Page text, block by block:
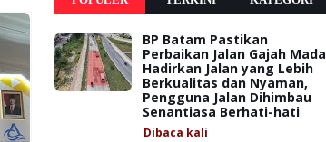
BP Batam Pastikan
Perbaikan Jalan Gajah Mada
Hadirkan Jalan yang Lebih
Berkualitas dan Nyaman,
Pengguna Jalan Dihimbau
Senantiasa Berhati-hati
Dibaca kali